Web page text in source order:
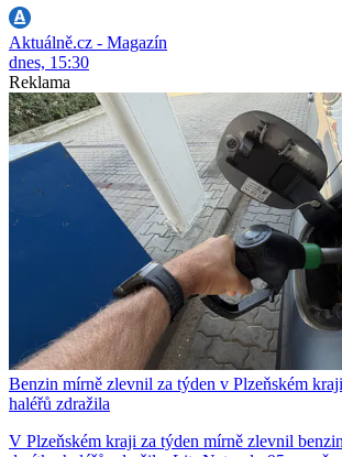
Aktuálně.cz - Magazín
dnes, 15:30
Reklama
Benzin mírně zlevnil za týden v Plzeňském
haléřů zdražila
V Plzeňském kraji za týden mírně zlevnil